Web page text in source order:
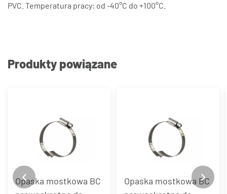
PVC. Temperatura pracy: od -40°C do +100°C.
Produkty powiązane
Opaska mostkowa BC
Opaska mostkowa BC